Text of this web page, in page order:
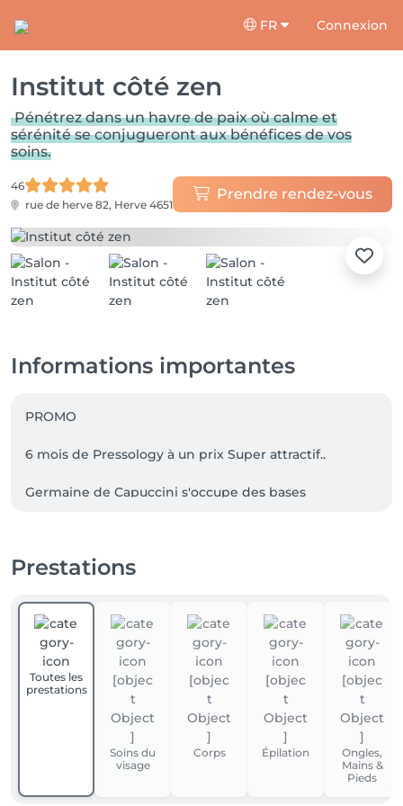
FR Connexion
Institut côté zen
Pénétrez dans un havre de paix où calme et
sérénité se conjugueront aux bénéfices de vos
soins.
46
rue de herve 82, Herve 4651
Prendre rendez-vous
Informations importantes
PROMO
6 mois de Pressology à un prix Super attractif..
Germaine de Capuccini s'occupe des bases
problèmes :
Drainage lymphatique : stimule la lymphe et traite
après une séance de massage avec des
manipulations naturelles pour une liposuccion.
Obésité : favorise la lipolyse.
Cellulite II : pour la cellulite de grade 1 et 2.
Cellulite III : pour la cellulite de grade 3 et 4.
Prestations
Toutes les
prestations
Soins du
visage
Corps Épilation
Ongles,
Mains &
Pieds